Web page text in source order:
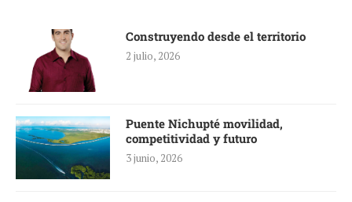
Construyendo desde el territorio
2 julio, 2026
Puente Nichupté movilidad,
competitividad y futuro
3 junio, 2026